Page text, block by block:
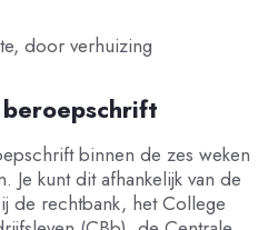
door verhuizing
binnen de zes weken
Je kunt dit afhankelijk van de
de rechtbank, het College